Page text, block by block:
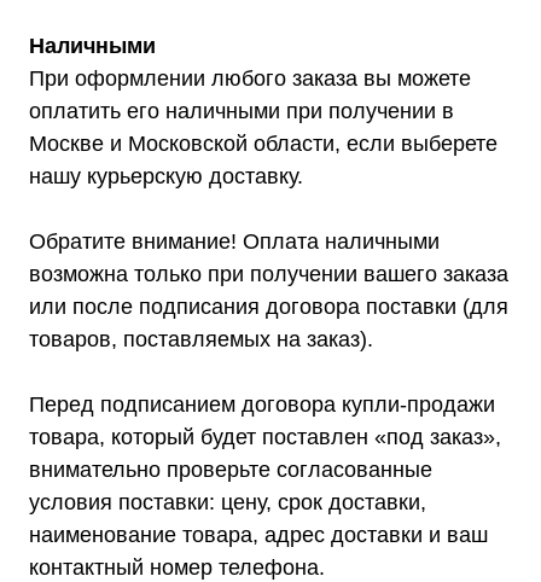
Наличными
При оформлении любого заказа вы можете
оплатить его наличными при получении в
Москве и Московской области, если выберете
нашу курьерскую доставку.
Обратите внимание! Оплата наличными
возможна только при получении вашего заказа
или после подписания договора поставки (для
товаров, поставляемых на заказ).
Перед подписанием договора купли-продажи
товара, который будет поставлен «под заказ»,
внимательно проверьте согласованные
условия поставки: цену, срок доставки,
наименование товара, адрес доставки и ваш
контактный номер телефона.